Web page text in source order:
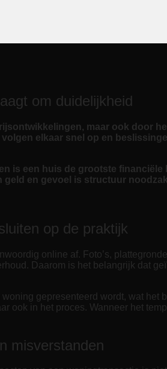
om duidelijkheid
maar ook door
elkaar snel op en
is een huis de grootste
en gevoel is structuur
op de praktijk
online af. Foto’s,
Daarom is het belangrijk dat
gepresenteerd wordt, wat
ook in het proces. Wanneer het
misverstanden